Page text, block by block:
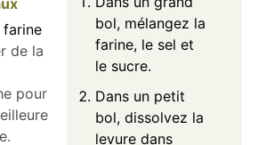
farine
de la
pour
bol, mélangez la
farine, le sel et
le sucre.
Dans un petit
bol, dissolvez la
levure dans